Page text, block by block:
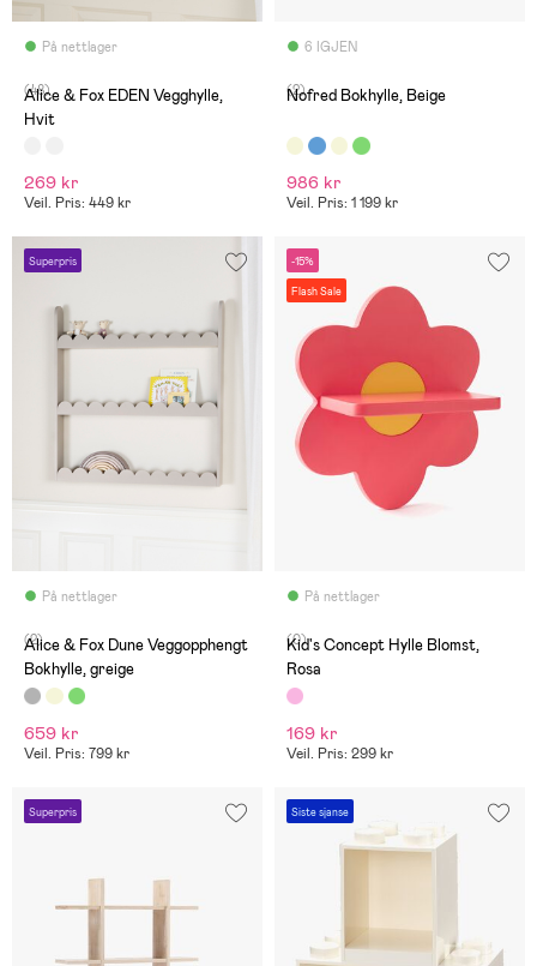
På nettlager
(48)
Alice & Fox EDEN Vegghylle,
Hvit
269 kr
Veil. Pris: 449 kr
6 IGJEN
(2)
Nofred Bokhylle, Beige
986 kr
Veil. Pris: 1 199 kr
Superpris
På nettlager
(2)
Alice & Fox Dune Veggopphengt
Bokhylle, greige
659 kr
Veil. Pris: 799 kr
-15%
Flash Sale
På nettlager
(0)
Kid's Concept Hylle Blomst,
Rosa
169 kr
Veil. Pris: 299 kr
Superpris Siste sjanse